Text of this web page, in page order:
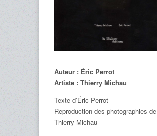
Auteur : Éric Perrot
Artiste : Thierry Michau
Texte d’Éric Perrot
Reproduction des photographies de
Thierry Michau